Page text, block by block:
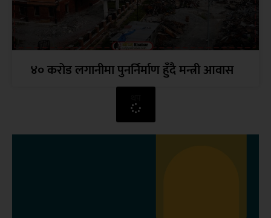
४० करोड लगानीमा पुनर्निर्माण हुँदै मन्त्री आवास